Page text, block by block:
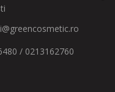
/ 0213162760